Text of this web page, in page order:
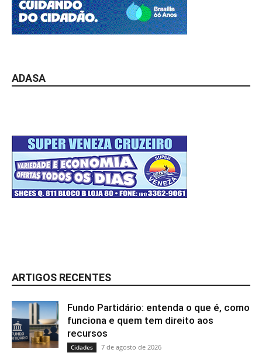
ADASA
ARTIGOS RECENTES
Fundo Partidário: entenda o que é, como
funciona e quem tem direito aos
recursos
Cidades 7 de agosto de 2026